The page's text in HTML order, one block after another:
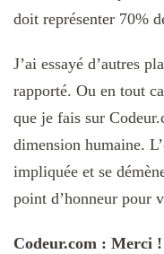
doit représenter 70%
J’ai essayé d’autres
rapporté. Ou en tout
que je fais sur
dimension humaine.
impliquée et se
point d’honneur pour
Codeur.com : Merci